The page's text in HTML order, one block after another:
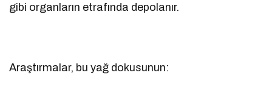
gibi organların etrafında depolanır.
Araştırmalar, bu yağ dokusunun: